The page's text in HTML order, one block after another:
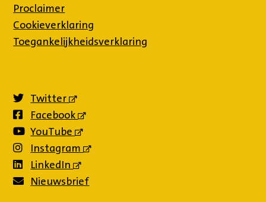
Proclaimer
Cookieverklaring
Toegankelijkheidsverklaring
Twitter
(externe
Facebook
(externe
YouTube
(externe
Instagram
(externe
LinkedIn
(externe
link)
Nieuwsbrief